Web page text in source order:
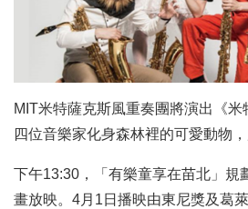
MIT米特薩克斯風重奏團將演出《
四位音樂家化身森林裡的可愛動物
下午13:30，「有樂童享在苗北」規
畫放映。4月1日播映由東尼獎及葛